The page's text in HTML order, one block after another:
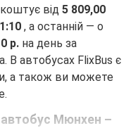
коштує від 5 809,00
, а останній — о
р. на день за
автобусах FlixBus є
а також ви можете
Мюнхен –